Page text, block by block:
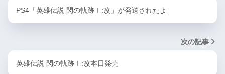
PS4「英雄伝説 閃の軌跡Ⅰ:改」が発送されたよ
次の記事
英雄伝説 閃の軌跡Ⅰ:改本日発売